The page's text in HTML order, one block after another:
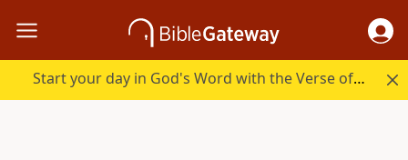
Start your day in God's Word with the Verse of the Day.